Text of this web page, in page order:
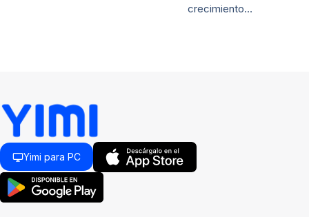
crecimiento…
Yimi para PC